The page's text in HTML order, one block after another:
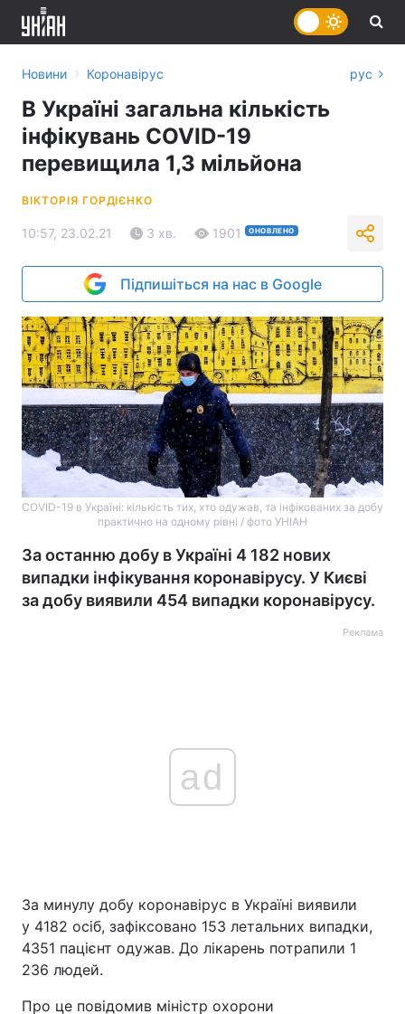
Україна Політика
Економіка
Спорт Наука
Новини › Коронавірус рус
В Україні загальна кількість
інфікувань COVID-19
перевищила 1,3 мільйона
ВІКТОРІЯ ГОРДІЄНКО
10:57, 23.02.21 3 хв. 1901 ОНОВЛЕНО
Підпишіться на нас в Google
COVID-19 в Україні: кількість тих, хто одужав, та інфікованих за добу
практично на одному рівні / фото УНІАН
За останню добу в Україні 4 182 нових
випадки інфікування коронавірусу. У Києві
за добу виявили 454 випадки коронавірусу.
Реклама
ad
За минулу добу коронавірус в Україні виявили
у 4182 осіб, зафіксовано 153 летальних випадки,
4351 пацієнт одужав. До лікарень потрапили 1
236 людей.
Про це повідомив міністр охорони